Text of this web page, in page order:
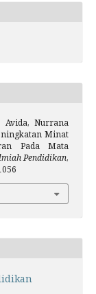
Avida, Nurrana
Minat
Pada Mata
Pendidikan,